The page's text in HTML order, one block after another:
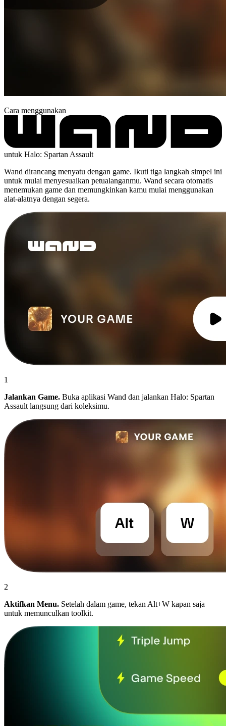
Cara menggunakan
untuk Halo: Spartan Assault
Wand dirancang menyatu dengan game. Ikuti tiga langkah simpel ini
untuk mulai menyesuaikan petualanganmu. Wand secara otomatis
menemukan game dan memungkinkan kamu mulai menggunakan
alat-alatnya dengan segera.
1
Jalankan Game. Buka aplikasi Wand dan jalankan Halo: Spartan
Assault langsung dari koleksimu.
2
Aktifkan Menu. Setelah dalam game, tekan Alt+W kapan saja
untuk memunculkan toolkit.